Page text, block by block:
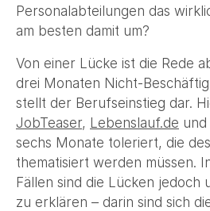
Personalabteilungen das
am besten damit um?
Von einer Lücke ist die Rede
drei Monaten Nicht-
stellt der Berufseinstieg dar.
JobTeaser, Lebenslauf.de und
sechs Monate toleriert, die
thematisiert werden müssen.
Fällen sind die Lücken jedoch
zu erklären – darin sind sich